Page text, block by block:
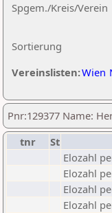
Sortierung
Spgem./Kreis/Verein
Vereinslisten:Wien
Pnr:129377 Name:
tnr
St
Elozahl
Elozahl
Elozahl
Elozahl